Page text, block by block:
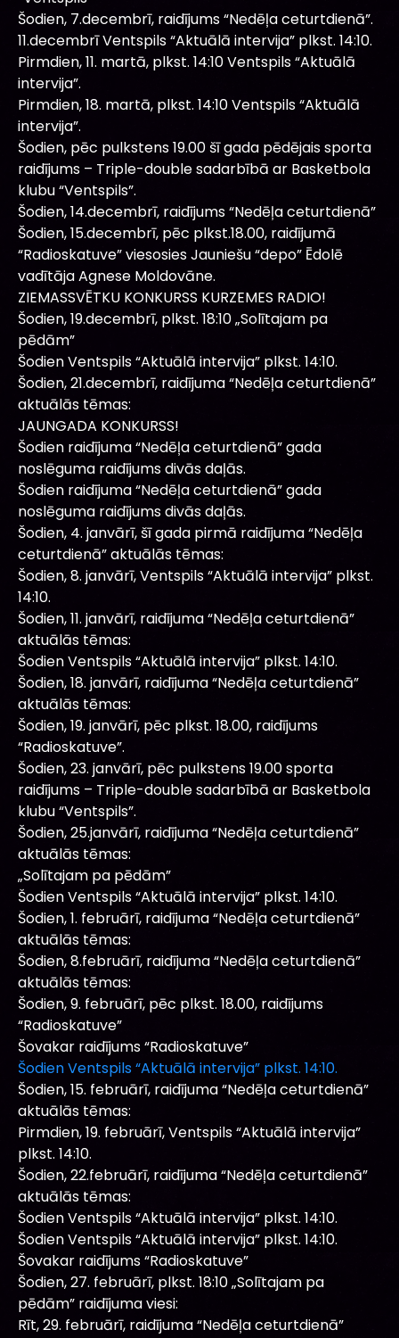
Šodien, 7.decembrī, raidījums “Nedēļa ceturtdienā”.
11.decembrī Ventspils “Aktuālā intervija” plkst. 14:10.
Pirmdien, 11. martā, plkst. 14:10 Ventspils “Aktuālā
intervija”.
Pirmdien, 18. martā, plkst. 14:10 Ventspils “Aktuālā
intervija”.
Šodien, pēc pulkstens 19.00 šī gada pēdējais sporta
raidījums – Triple-double sadarbībā ar Basketbola
klubu “Ventspils”.
Šodien, 14.decembrī, raidījums “Nedēļa ceturtdienā”
Šodien, 15.decembrī, pēc plkst.18.00, raidījumā
“Radioskatuve” viesosies Jauniešu “depo” Ēdolē
vadītāja Agnese Moldovāne.
ZIEMASSVĒTKU KONKURSS KURZEMES RADIO!
Šodien, 19.decembrī, plkst. 18:10 „Solītajam pa
pēdām”
Šodien Ventspils “Aktuālā intervija” plkst. 14:10.
Šodien, 21.decembrī, raidījuma “Nedēļa ceturtdienā”
aktuālās tēmas:
JAUNGADA KONKURSS!
Šodien raidījuma “Nedēļa ceturtdienā” gada
noslēguma raidījums divās daļās.
Šodien raidījuma “Nedēļa ceturtdienā” gada
noslēguma raidījums divās daļās.
Šodien, 4. janvārī, šī gada pirmā raidījuma “Nedēļa
ceturtdienā” aktuālās tēmas:
Šodien, 8. janvārī, Ventspils “Aktuālā intervija” plkst.
14:10.
Šodien, 11. janvārī, raidījuma “Nedēļa ceturtdienā”
aktuālās tēmas:
Šodien Ventspils “Aktuālā intervija” plkst. 14:10.
Šodien, 18. janvārī, raidījuma “Nedēļa ceturtdienā”
aktuālās tēmas:
Šodien, 19. janvārī, pēc plkst. 18.00, raidījums
“Radioskatuve”.
Šodien, 23. janvārī, pēc pulkstens 19.00 sporta
raidījums – Triple-double sadarbībā ar Basketbola
klubu “Ventspils”.
Šodien, 25.janvārī, raidījuma “Nedēļa ceturtdienā”
aktuālās tēmas:
„Solītajam pa pēdām”
Šodien Ventspils “Aktuālā intervija” plkst. 14:10.
Šodien, 1. februārī, raidījuma “Nedēļa ceturtdienā”
aktuālās tēmas:
Šodien, 8.februārī, raidījuma “Nedēļa ceturtdienā”
aktuālās tēmas:
Šodien, 9. februārī, pēc plkst. 18.00, raidījums
“Radioskatuve”
Šovakar raidījums “Radioskatuve”
Šodien Ventspils “Aktuālā intervija” plkst. 14:10.
Šodien, 15. februārī, raidījuma “Nedēļa ceturtdienā”
aktuālās tēmas:
Pirmdien, 19. februārī, Ventspils “Aktuālā intervija”
plkst. 14:10.
Šodien, 22.februārī, raidījuma “Nedēļa ceturtdienā”
aktuālās tēmas:
Šodien Ventspils “Aktuālā intervija” plkst. 14:10.
Šodien Ventspils “Aktuālā intervija” plkst. 14:10.
Šovakar raidījums “Radioskatuve”
Šodien, 27. februārī, plkst. 18:10 „Solītajam pa
pēdām” raidījuma viesi:
Rīt, 29. februārī, raidījuma “Nedēļa ceturtdienā”